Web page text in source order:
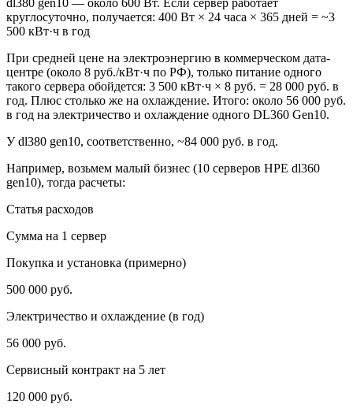
dl380 gen10 — около 600 Вт. Если сервер работает
круглосуточно, получается: 400 Вт × 24 часа × 365 дней = ~3
500 кВт·ч в год
При средней цене на электроэнергию в коммерческом дата-
центре (около 8 руб./кВт·ч по РФ), только питание одного
такого сервера обойдется: 3 500 кВт·ч × 8 руб. = 28 000 руб. в
год. Плюс столько же на охлаждение. Итого: около 56 000 руб.
в год на электричество и охлаждение одного DL360 Gen10.
У dl380 gen10, соответственно, ~84 000 руб. в год.
Например, возьмем малый бизнес (10 серверов HPE dl360
gen10), тогда расчеты:
Статья расходов
Сумма на 1 сервер
Покупка и установка (примерно)
500 000 руб.
Электричество и охлаждение (в год)
56 000 руб.
Сервисный контракт на 5 лет
120 000 руб.